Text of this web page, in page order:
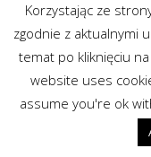
Korzystając ze
zgodnie z aktualnymi
temat po kliknięciu
website uses
assume you're ok